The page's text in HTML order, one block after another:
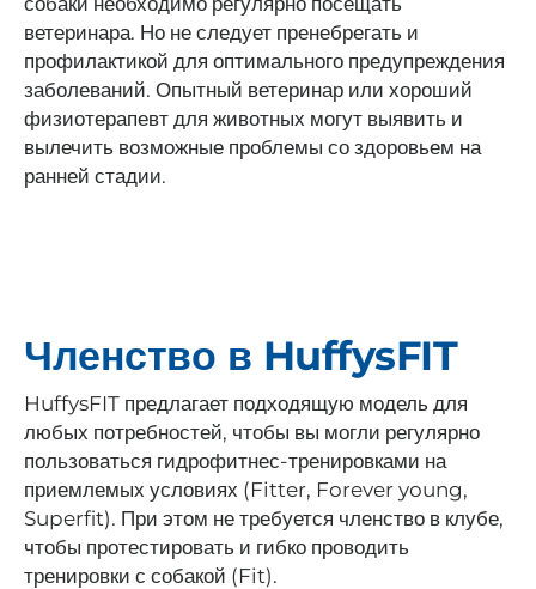
ветеринара. Но не следует пренебрегать и
профилактикой для оптимального предупреждения
заболеваний. Опытный ветеринар или хороший
физиотерапевт для животных могут выявить и
вылечить возможные проблемы со здоровьем на
ранней стадии.
Членство в HuffysFIT
HuffysFIT предлагает подходящую модель для
любых потребностей, чтобы вы могли регулярно
пользоваться гидрофитнес-тренировками на
приемлемых условиях (Fitter, Forever young,
Superfit). При этом не требуется членство в клубе,
чтобы протестировать и гибко проводить
тренировки с собакой (Fit).